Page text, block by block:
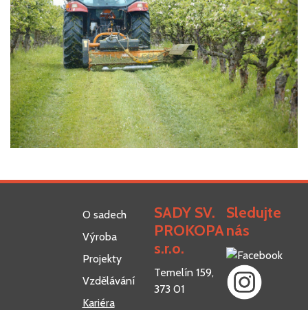
O sadech
Výroba
Projekty
Vzdělávání
Kariéra
SADY SV.
PROKOPA
s.r.o.
Temelín 159,
373 01
Sledujte
nás